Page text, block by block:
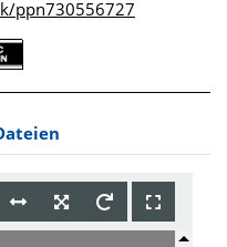
ppn730556727